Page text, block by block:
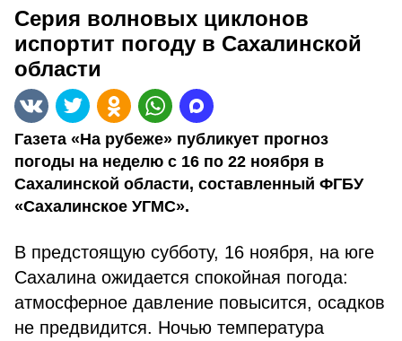
Серия волновых циклонов
испортит погоду в Сахалинской
области
Газета «На рубеже» публикует прогноз
погоды на неделю с 16 по 22 ноября в
Сахалинской области, составленный ФГБУ
«Сахалинское УГМС».
В предстоящую субботу, 16 ноября, на юге
Сахалина ожидается спокойная погода:
атмосферное давление повысится, осадков
не предвидится. Ночью температура